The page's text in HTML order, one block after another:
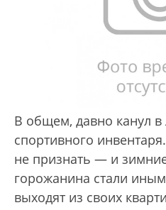
В общем, давно канул в
спортивного
не признать — и
горожанина стали
выходят из своих